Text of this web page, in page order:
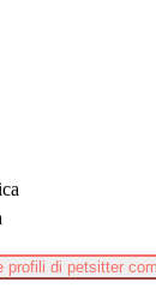
profili di petsitter